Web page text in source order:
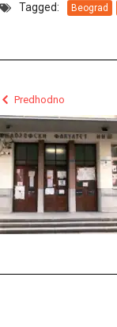
Tagged: Beograd
Predhodno